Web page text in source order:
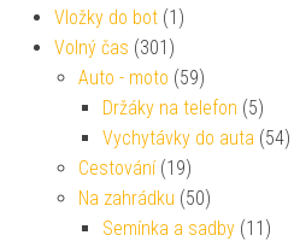
Vložky do bot (1)
Volný čas (301)
Auto - moto (59)
Držáky na telefon (5)
Vychytávky do auta (54)
Cestování (19)
Na zahrádku (50)
Semínka a sadby (11)